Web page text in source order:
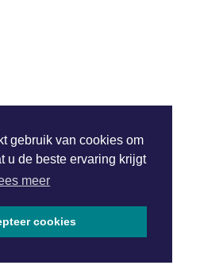
gebruik van cookies om
u de beste ervaring krijgt
meer
cookies